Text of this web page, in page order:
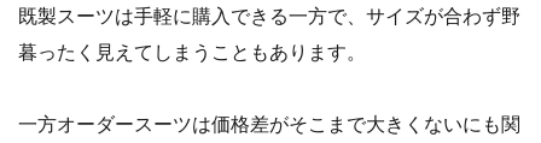
既製スーツは手軽に購入できる一方で、サイズが合わず野
暮ったく見えてしまうこともあります。
一方オーダースーツは価格差がそこまで大きくないにも関